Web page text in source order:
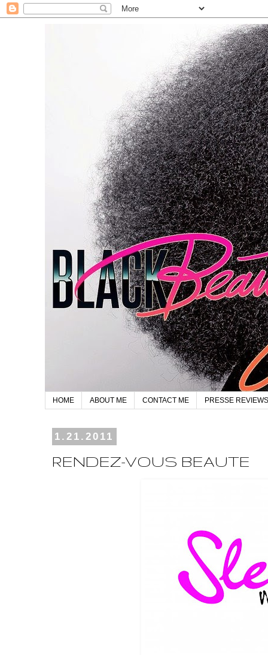
HOME ABOUT ME CONTACT ME PRESSE REVIEWS
1.21.2011
RENDEZ-VOUS BEAUTE